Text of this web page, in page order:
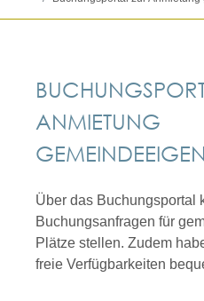
ANMIETUNG
Über das Buchungsportal
Buchungsanfragen für
Plätze stellen. Zudem
freie Verfügbarkeiten